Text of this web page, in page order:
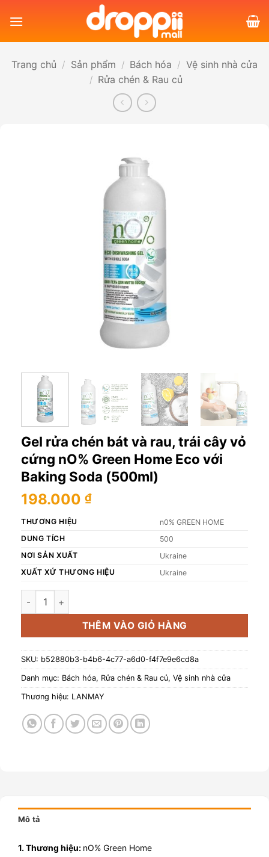
qua
Trang chủ / Sản phẩm / Bách hóa / Vệ sinh nhà cửa
/ Rửa chén & Rau củ
Gel rửa chén bát và rau, trái cây vỏ
cứng nO% Green Home Eco với
Baking Soda (500ml)
198.000 ₫
THƯƠNG HIỆU
n0% GREEN HOME
DUNG TÍCH
500
NƠI SẢN XUẤT
Ukraine
XUẤT XỨ THƯƠNG HIỆU
Ukraine
Gel rửa chén bát và rau, trái cây vỏ cứng nO% Green
THÊM VÀO GIỎ HÀNG
SKU: b52880b3-b4b6-4c77-a6d0-f4f7e9e6cd8a
Danh mục: Bách hóa, Rửa chén & Rau củ, Vệ sinh nhà cửa
Thương hiệu: LANMAY
Mô tả
1. Thương hiệu: nO% Green Home